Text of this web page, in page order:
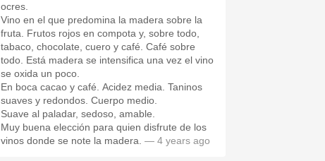
ocres.
Vino en el que predomina la madera sobre la
fruta. Frutos rojos en compota y, sobre todo,
tabaco, chocolate, cuero y café. Café sobre
todo. Está madera se intensifica una vez el vino
se oxida un poco.
En boca cacao y café. Acidez media. Taninos
suaves y redondos. Cuerpo medio.
Suave al paladar, sedoso, amable.
Muy buena elección para quien disfrute de los
vinos donde se note la madera. — 4 years ago